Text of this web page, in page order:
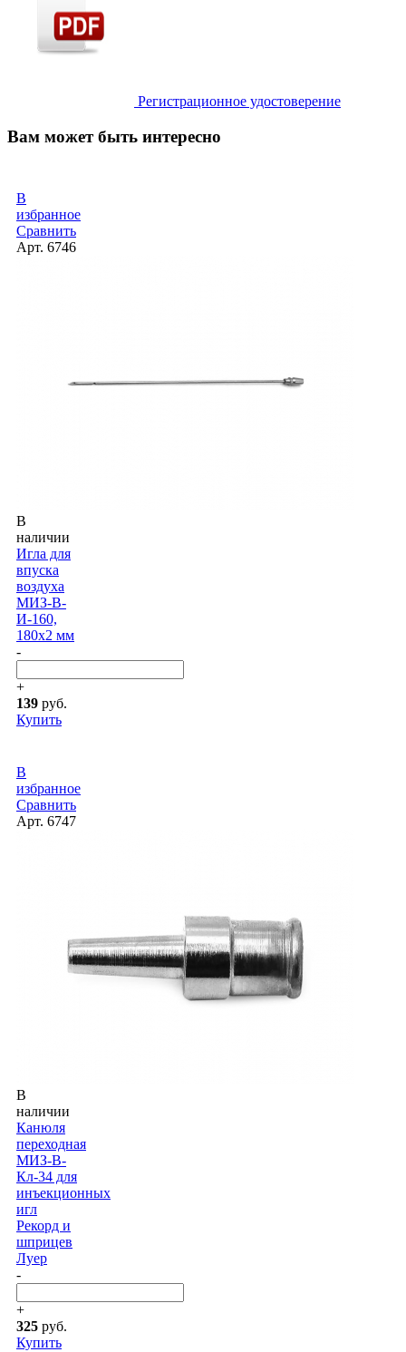
Регистрационное удостоверение
Вам может быть интересно
В
избранное
Сравнить
Арт. 6746
В
наличии
Игла для
впуска
воздуха
МИЗ-В-
И-160,
180x2 мм
-
+
139 руб.
Купить
В
избранное
Сравнить
Арт. 6747
В
наличии
Канюля
переходная
МИЗ-В-
Кл-34 для
инъекционных
игл
Рекорд и
шприцев
Луер
-
+
325 руб.
Купить